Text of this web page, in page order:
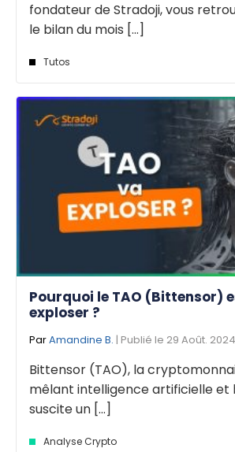
fondateur de Stradoji, vous
le bilan du mois [...]
Tutos
Pourquoi le TAO (Bittensor)
exploser ?
ParAmandine B. | Publié le 29 Août. 2024
Bittensor (TAO), la
mêlant intelligence artificielle et
suscite un [...]
Analyse Crypto